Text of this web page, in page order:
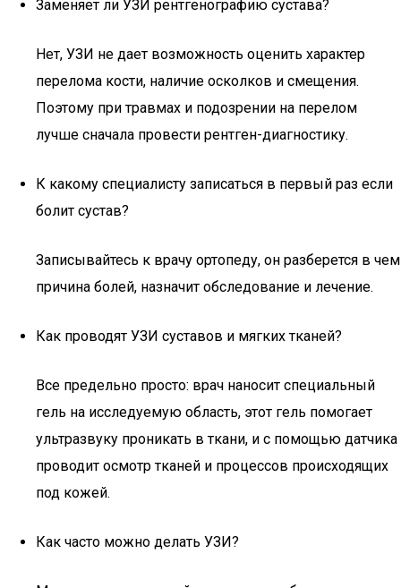
Заменяет ли УЗИ рентгенографию сустава?
Нет, УЗИ не дает возможность оценить характер
перелома кости, наличие осколков и смещения.
Поэтому при травмах и подозрении на перелом
лучше сначала провести рентген-диагностику.
К какому специалисту записаться в первый раз если
болит сустав?
Записывайтесь к врачу ортопеду, он разберется в чем
причина болей, назначит обследование и лечение.
Как проводят УЗИ суставов и мягких тканей?
Все предельно просто: врач наносит специальный
гель на исследуемую область, этот гель помогает
ультразвуку проникать в ткани, и с помощью датчика
проводит осмотр тканей и процессов происходящих
под кожей.
Как часто можно делать УЗИ?